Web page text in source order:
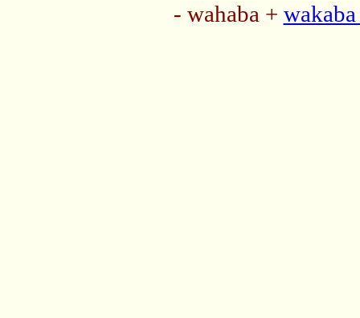
- wahaba +